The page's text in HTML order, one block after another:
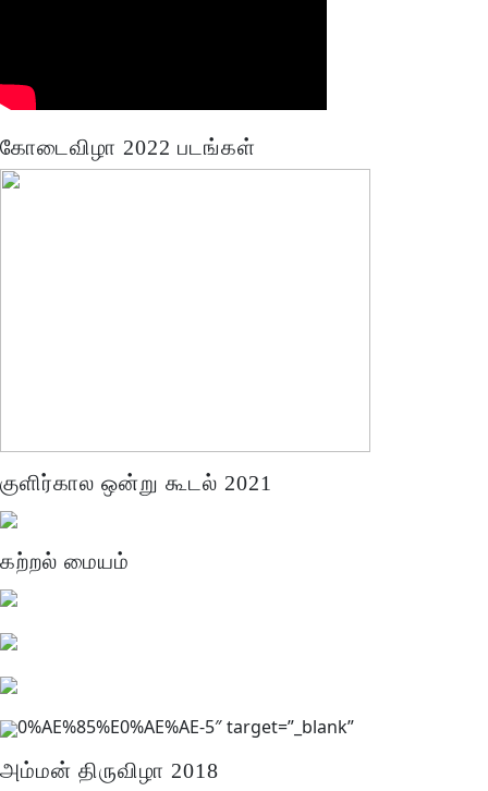
கோடைவிழா 2022 படங்கள்
குளிர்கால ஒன்று கூடல் 2021
கற்றல் மையம்
0%AE%85%E0%AE%AE-5″ target=”_blank”
அம்மன் திருவிழா 2018